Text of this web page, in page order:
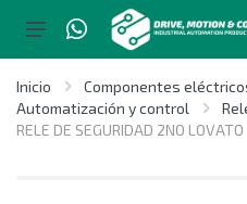
Inicio
Componentes
Automatización y control
RELE DE SEGURIDAD 2NO LOVATO